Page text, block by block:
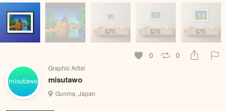
0 0
Graphic Artist
misutawo
Gunma, Japan